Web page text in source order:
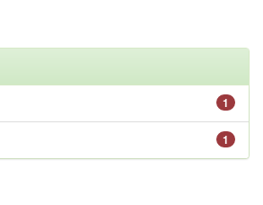
1
1